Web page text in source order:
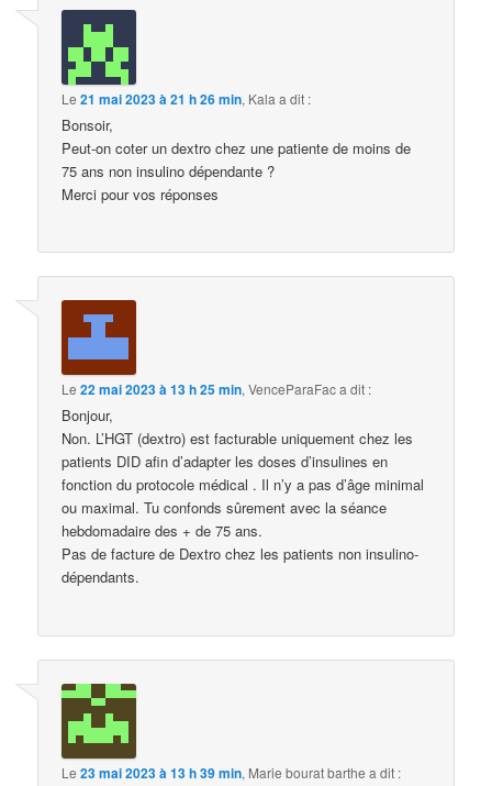
Le21 mai 2023 à 21 h 26 min, Kala a dit :
Bonsoir,
Peut-on coter un dextro chez une patiente de moins de
75 ans non insulino dépendante ?
Merci pour vos réponses
Le22 mai 2023 à 13 h 25 min,VenceParaFaca dit :
Bonjour,
Non. L’HGT (dextro) est facturable uniquement chez les
patients DID afin d’adapter les doses d’insulines en
fonction du protocole médical . Il n’y a pas d’âge minimal
ou maximal. Tu confonds sûrement avec la séance
hebdomadaire des + de 75 ans.
Pas de facture de Dextro chez les patients non insulino-
dépendants.
Le23 mai 2023 à 13 h 39 min, Marie bourat barthe a dit :